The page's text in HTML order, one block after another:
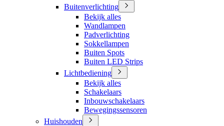
Buitenverlichting
Bekijk alles
Wandlampen
Padverlichting
Sokkellampen
Buiten Spots
Buiten LED Strips
Lichtbediening
Bekijk alles
Schakelaars
Inbouwschakelaars
Bewegingssensoren
Huishouden